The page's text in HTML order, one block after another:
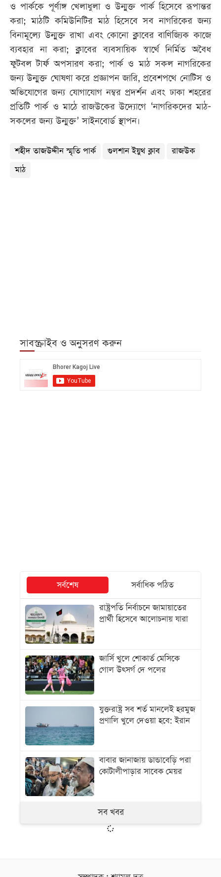
ও পার্ককে পূর্ণাঙ্গ খেলাধুলা ও উন্মুক্ত পার্ক হিসেবে রূপান্তর
করা; মাঠটি কমিউনিটির মাঠ হিসেবে সব নাগরিকের জন্য
বিনামূল্যে উন্মুক্ত রাখা এবং কোনো ক্লাবের বাণিজ্যিক কাজে
ব্যবহার না করা; ক্লাবের ব্যবসায়িক স্বার্থে নির্মিত অবৈধ
ফুটবল টার্ফ অপসারণ করা; পার্ক ও মাঠ সকল নাগরিকের
জন্য উন্মুক্ত ঘোষণা করে প্রজ্ঞাপন জারি, প্রবেশপথে নোটিস ও
অভিযোগের জন্য যোগাযোগ নম্বর প্রদর্শন এবং ঢাকা শহরের
প্রতিটি পার্ক ও মাঠে রাজউকের উদ্যোগে ‘নাগরিকদের মাঠ-
সকলের জন্য উন্মুক্ত’ সাইনবোর্ড স্থাপন।
শহীদ তাজউদ্দীন স্মৃতি পার্ক গুলশান ইয়ুথ ক্লাব
রাজউক
মাঠ
সাবস্ক্রাইব ও অনুসরণ করুন
সর্বশেষ
সর্বাধিক পঠিত
রাষ্ট্রপতি নির্বাচনে জামায়াতের
প্রার্থী হিসেবে আলোচনায় যারা
জার্সি খুলে শোকার্ত মেসিকে
গোল উৎসর্গ দে পলের
যুক্তরাষ্ট্র সব শর্ত মানলেই হরমুজ
প্রণালি খুলে দেওয়া হবে: ইরান
বাবার জানাজায় ডান্ডাবেড়ি পরা
কোটালীপাড়ার সাবেক মেয়র
সব খবর